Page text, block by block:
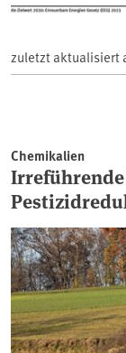
zuletzt aktualisiert
Chemikalien
Irreführende